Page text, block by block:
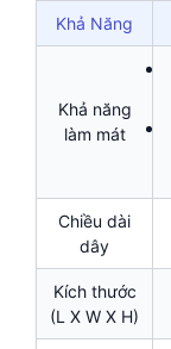
Khả Năng
Khả năng
làm mát
Chiều dài
dây
Kích thước
(L X W X H)